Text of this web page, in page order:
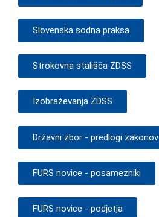
Slovenska sodna praksa
Strokovna stališča ZDSS
Izobraževanja ZDSS
Državni zbor - predlogi zakonov
FURS novice - posamezniki
FURS novice - podjetja